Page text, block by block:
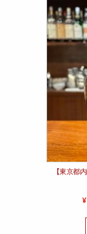
【東京都
¥